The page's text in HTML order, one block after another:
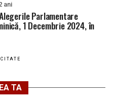
ani
Parlamentare
1 Decembrie 2024, în
TA